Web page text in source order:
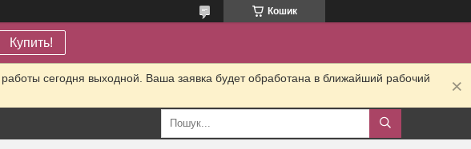
Кошик
Купить!
сегодня выходной. Ваша заявка будет обработана в ближайший рабочий